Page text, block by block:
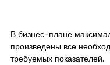
В бизнес-плане
произведены все
требуемых показателей.